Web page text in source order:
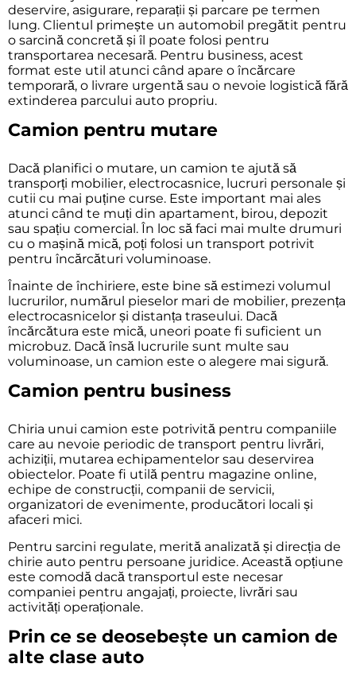
deservire, asigurare, reparații și parcare pe termen
lung. Clientul primește un automobil pregătit pentru
o sarcină concretă și îl poate folosi pentru
transportarea necesară. Pentru business, acest
format este util atunci când apare o încărcare
temporară, o livrare urgentă sau o nevoie logistică fără
extinderea parcului auto propriu.
Camion pentru mutare
Dacă planifici o mutare, un camion te ajută să
transporți mobilier, electrocasnice, lucruri personale și
cutii cu mai puține curse. Este important mai ales
atunci când te muți din apartament, birou, depozit
sau spațiu comercial. În loc să faci mai multe drumuri
cu o mașină mică, poți folosi un transport potrivit
pentru încărcături voluminoase.
Înainte de închiriere, este bine să estimezi volumul
lucrurilor, numărul pieselor mari de mobilier, prezența
electrocasnicelor și distanța traseului. Dacă
încărcătura este mică, uneori poate fi suficient un
microbuz. Dacă însă lucrurile sunt multe sau
voluminoase, un camion este o alegere mai sigură.
Camion pentru business
Chiria unui camion este potrivită pentru companiile
care au nevoie periodic de transport pentru livrări,
achiziții, mutarea echipamentelor sau deservirea
obiectelor. Poate fi utilă pentru magazine online,
echipe de construcții, companii de servicii,
organizatori de evenimente, producători locali și
afaceri mici.
Pentru sarcini regulate, merită analizată și direcția de
chirie auto pentru persoane juridice. Această opțiune
este comodă dacă transportul este necesar
companiei pentru angajați, proiecte, livrări sau
activități operaționale.
Prin ce se deosebește un camion de
alte clase auto